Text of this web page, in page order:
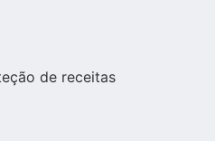
de receitas